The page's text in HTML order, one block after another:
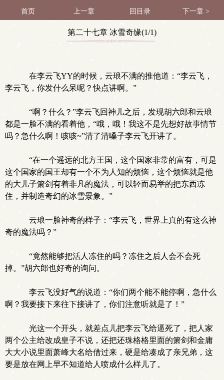
首页 上一章 回目录 下一章 >
第二十七章 冰雪奇缘(1/1)
在李云飞YY的时候，云琅不满的推他道：“李云飞，
李云飞，你发什么呆呢？快点讲啊。”
“啊？什么？”李云飞回神儿之后，发现胡六郎和云琅
都是一脸不满的看着他，“哦，哦！我这不是先想好故事情节
吗？急什么啊！咳咳~”清了清嗓子李云飞开讲了。
“在一个遥远的北方王国，这个国家非常的富有，可是
这个国家的国王却有一个不为人知的烦恼，这个烦恼就是他
的大儿子箫剑有着非凡的魔法，可以轻而易举的把东西冻
住，并制造奇幻的冰雪景象。”
云琅一脸神奇的样子：“李云飞，世界上真的有这么神
奇的魔法吗？”
“竟然能够把活人冻住的吗？冻住之后人会不会死
掉。”胡六郎也好奇的询问。
李云飞没好气的说道：“你们两个能不能停啊，急什么
啊？我要接下来往下接讲了，你们注意听就是了！”
光这一个开头，就差点儿把李云飞给逼死了，把人家
两个公主给改成皇子不说，还把还珠格格里面的箫剑和金庸
大大小说里面萧峰大名给借过来，硬是给凑成了亲兄弟，这
要是放在网上早不知道给人喷成什么样儿了。